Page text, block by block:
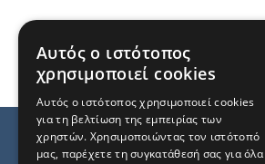
Αυτός ο ιστότοπος
χρησιμοποιεί cookies
Αυτός ο ιστότοπος χρησιμοποιεί cookies
για τη βελτίωση της εμπειρίας των
χρηστών. Χρησιμοποιώντας τον ιστότοπό
μας, παρέχετε τη συγκατάθεσή σας για όλα